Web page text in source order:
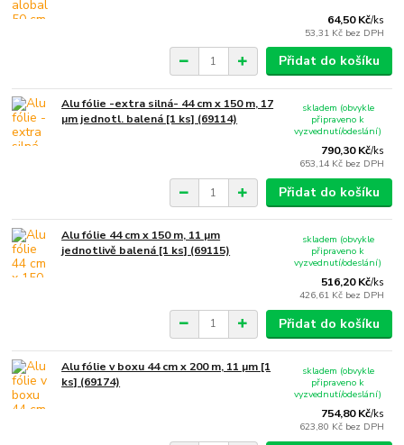
64,50 Kč/ks
53,31 Kč bez DPH
Přidat do košíku
Alu fólie -extra silná- 44 cm x 150 m, 17
µm jednotl. balená [1 ks] (69114)
790,30 Kč/ks
653,14 Kč bez DPH
skladem (obvykle
připraveno k
vyzvednutí/odeslání)
Přidat do košíku
Alu fólie 44 cm x 150 m, 11 µm
jednotlivě balená [1 ks] (69115)
516,20 Kč/ks
426,61 Kč bez DPH
skladem (obvykle
připraveno k
vyzvednutí/odeslání)
Přidat do košíku
Alu fólie v boxu 44 cm x 200 m, 11 µm [1
ks] (69174)
754,80 Kč/ks
623,80 Kč bez DPH
skladem (obvykle
připraveno k
vyzvednutí/odeslání)